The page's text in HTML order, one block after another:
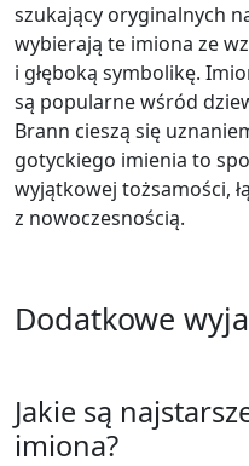
szukający oryginalnych
wybierają te imiona ze
i głęboką symbolikę.
są popularne wśród
Brann cieszą się
gotyckiego imienia to
wyjątkowej tożsamości,
z nowoczesnością.
Dodatkowe
Jakie są
imiona?